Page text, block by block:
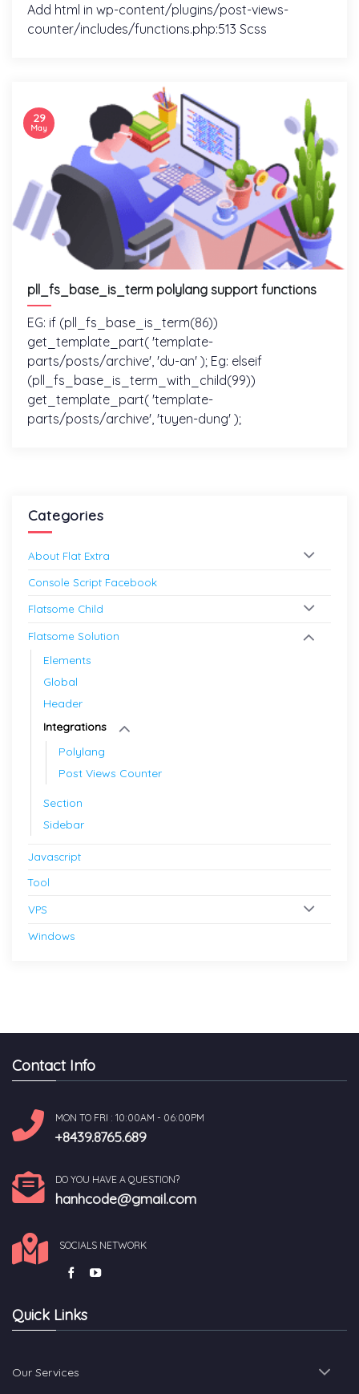
Add html in wp-content/plugins/post-views-
counter/includes/functions.php:513 Scss
pll_fs_base_is_term polylang support functions
EG: if (pll_fs_base_is_term(86))
get_template_part( 'template-
parts/posts/archive', 'du-an' ); Eg: elseif
(pll_fs_base_is_term_with_child(99))
get_template_part( 'template-
parts/posts/archive', 'tuyen-dung' );
29
May
Categories
About Flat Extra
Console Script Facebook
Flatsome Child
Flatsome Solution
Elements
Global
Header
Integrations
Polylang
Post Views Counter
Section
Sidebar
Javascript
Tool
VPS
Windows
Contact Info
MON TO FRI : 10:00AM - 06:00PM
+8439.8765.689
DO YOU HAVE A QUESTION?
hanhcode@gmail.com
SOCIALS NETWORK
Quick Links
Our Services